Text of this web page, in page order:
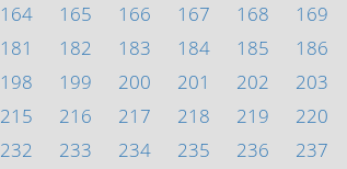
164 165 166 167 168 169
181 182 183 184 185 186
198 199 200 201 202 203
215 216 217 218 219 220
232 233 234 235 236 237